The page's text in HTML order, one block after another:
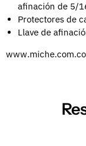
afinación de 5/
Protectores de
Llave de
www.miche.com.co